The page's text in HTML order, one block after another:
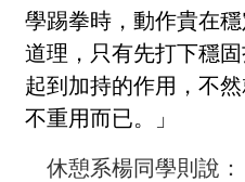
學踢拳時，動作貴在
道理，只有先打下穩
起到加持的作用，不
不重用而已。」
休憩系楊同學則說